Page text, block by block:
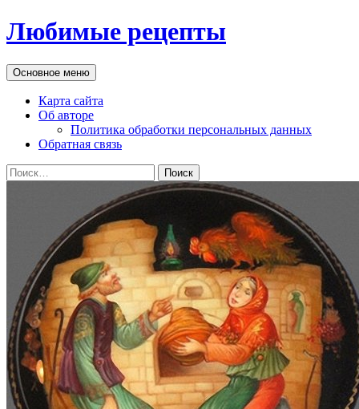
Перейти
к
Любимые рецепты
Поиск
Основное меню
Карта сайта
Об авторе
Политика обработки персональных данных
Обратная связь
Найти: